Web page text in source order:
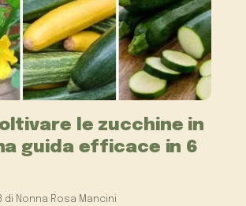
le zucchine in
guida efficace in 6
di Nonna Rosa Mancini